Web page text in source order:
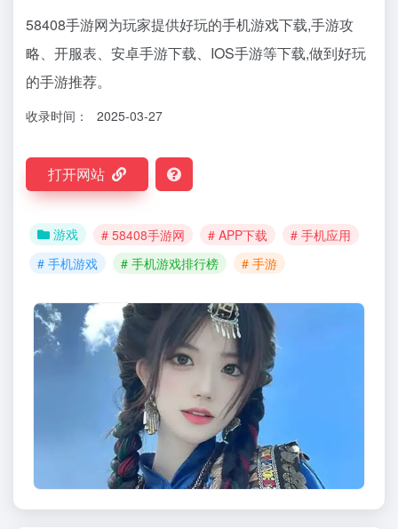
58408手游网为玩家提供好玩的手机游戏下载,手游攻
略、开服表、安卓手游下载、IOS手游等下载,做到好玩
的手游推荐。
收录时间： 2025-03-27
打开网站
游戏 # 58408手游网 # APP下载
# 手机应用
# 手机游戏
# 手机游戏排行榜 # 手游